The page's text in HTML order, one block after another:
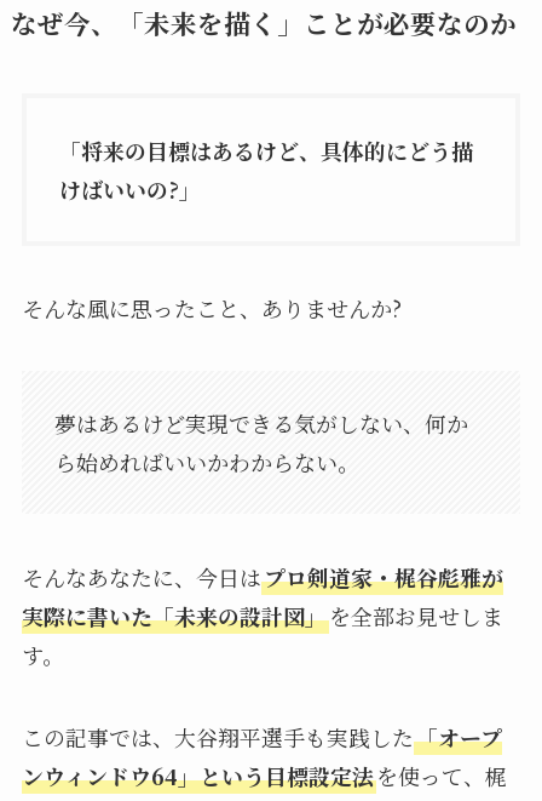
なぜ今、「未来を描く」ことが必要なのか
「将来の目標はあるけど、具体的にどう描
けばいいの?」
そんな風に思ったこと、ありませんか?
夢はあるけど実現できる気がしない、何か
ら始めればいいかわからない。
そんなあなたに、今日はプロ剣道家・梶谷彪雅が
実際に書いた「未来の設計図」を全部お見せしま
す。
この記事では、大谷翔平選手も実践した「オープ
ンウィンドウ64」という目標設定法を使って、梶